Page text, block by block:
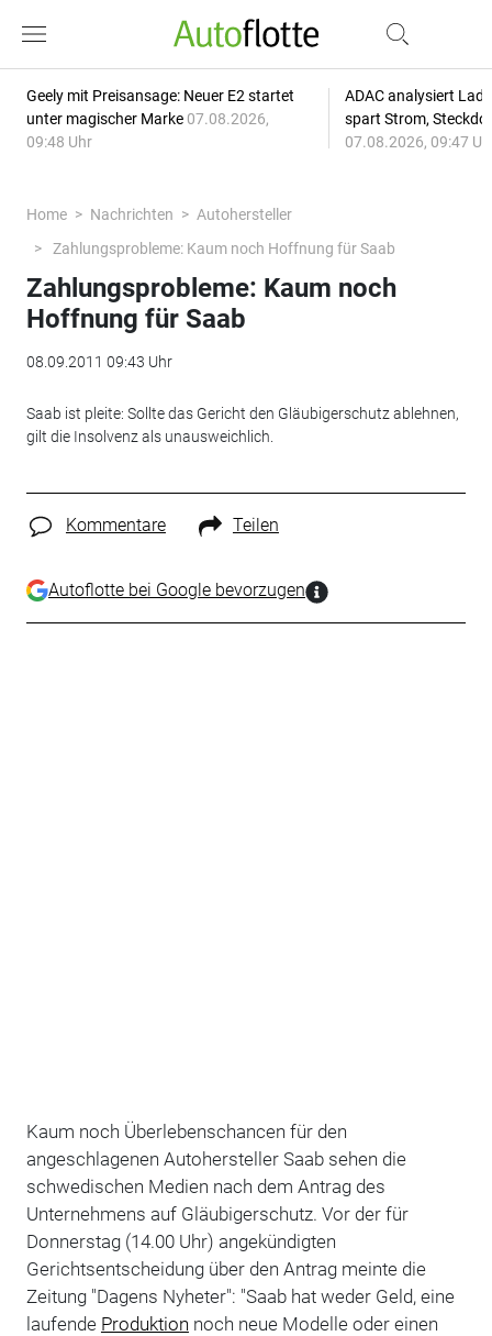
Geely mit Preisansage: Neuer E2 startet
unter magischer Marke 07.08.2026,
09:48 Uhr
ADAC analysiert
spart Strom,
07.08.2026, 09:47
Home Nachrichten
Autohersteller
Zahlungsprobleme: Kaum noch Hoffnung für Saab
Zahlungsprobleme: Kaum noch
Hoffnung für Saab
08.09.2011 09:43 Uhr
Saab ist pleite: Sollte das Gericht den Gläubigerschutz ablehnen,
gilt die Insolvenz als unausweichlich.
Kommentare Teilen
Autoflotte bei Google bevorzugen
Kaum noch Überlebenschancen für den
angeschlagenen Autohersteller Saab sehen die
schwedischen Medien nach dem Antrag des
Unternehmens auf Gläubigerschutz. Vor der für
Donnerstag (14.00 Uhr) angekündigten
Gerichtsentscheidung über den Antrag meinte die
Zeitung "Dagens Nyheter": "Saab hat weder Geld, eine
laufende Produktion noch neue Modelle oder einen